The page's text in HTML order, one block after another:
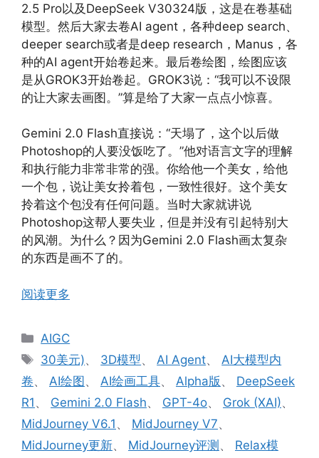
2.5 Pro以及DeepSeek V30324版，这是在卷基础
模型。然后大家去卷AI agent，各种deep search、
deeper search或者是deep research，Manus，各
种的AI agent开始卷起来。最后卷绘图，绘图应该
是从GROK3开始卷起。GROK3说：“我可以不设限
的让大家去画图。”算是给了大家一点点小惊喜。
Gemini 2.0 Flash直接说：“天塌了，这个以后做
Photoshop的人要没饭吃了。”他对语言文字的理解
和执行能力非常非常的强。你给他一个美女，给他
一个包，说让美女拎着包，一致性很好。这个美女
拎着这个包没有任何问题。当时大家就讲说
Photoshop这帮人要失业，但是并没有引起特别大
的风潮。为什么？因为Gemini 2.0 Flash画太复杂
的东西是画不了的。
阅读更多
分
类
AIGC
标
签
30美元)、 3D模型、 AI Agent、 AI大模型内
卷、 AI绘图、 AI绘画工具、 Alpha版 、 DeepSeek
R1 、 Gemini 2.0 Flash、 GPT-4o、 Grok (XAI)、
MidJourney V6.1 、 MidJourney V7、
MidJourney更新、 MidJourney评测、 Relax模